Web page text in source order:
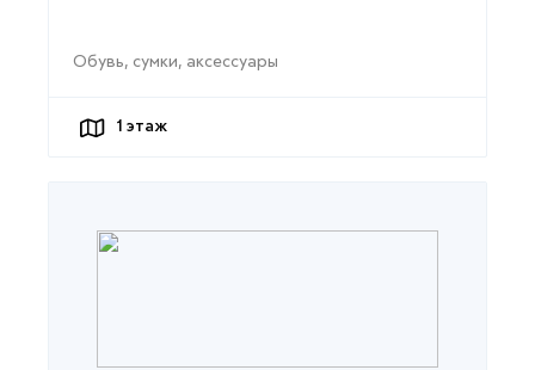
Обувь, сумки, аксессуары
1 этаж